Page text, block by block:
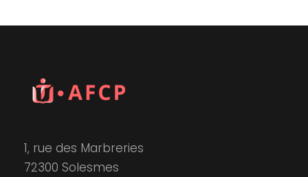
1, rue des Marbreries
72300 Solesmes